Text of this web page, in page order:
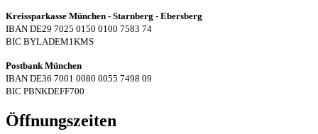
Kreissparkasse München - Starnberg - Ebersberg
IBAN DE29 7025 0150 0100 7583 74
BIC BYLADEM1KMS
Postbank München
IBAN DE36 7001 0080 0055 7498 09
BIC PBNKDEFF700
Öffnungszeiten